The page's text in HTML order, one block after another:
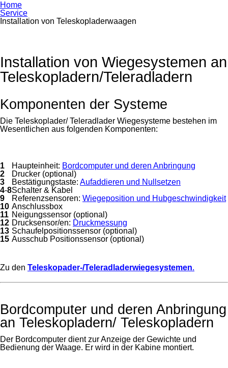
Home
Service
Installation von Teleskopladerwaagen
Installation von Wiegesystemen an
Teleskopladern/Teleradladern
Komponenten der Systeme
Die Teleskoplader/ Teleradlader Wiegesysteme bestehen im
Wesentlichen aus folgenden Komponenten:
1 Haupteinheit: Bordcomputer und deren Anbringung
2
Drucker (optional)
3
Bestätigungstaste: Aufaddieren und Nullsetzen
4-8Schalter & Kabel
9
Referenzsensoren: Wiegeposition und Hubgeschwindigkeit
10 Anschlussbox
11 Neigungssensor (optional)
12 Drucksensor/en: Druckmessung
13 Schaufelpositionssensor (optional)
15 Ausschub Positionssensor (optional)
Zu den Teleskopader-/Teleradladerwiegesystemen.
Bordcomputer und deren Anbringung
an Teleskopladern/ Teleskopladern
Der Bordcomputer dient zur Anzeige der Gewichte und
Bedienung der Waage. Er wird in der Kabine montiert.